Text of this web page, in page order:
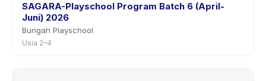
SAGARA-Playschool Program Batch 6 (April-
Juni) 2026
Bungah Playschool
Usia 2–4